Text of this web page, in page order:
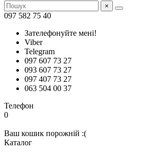
×
097 582 75 40
Зателефонуйте мені!
Viber
Telegram
097 607 73 27
093 607 73 27
097 407 73 27
063 504 00 37
Телефон
0
Ваш кошик порожній :(
Каталог